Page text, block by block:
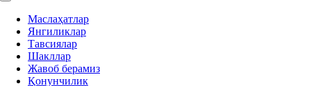
Маслаҳатлар
Янгиликлар
Тавсиялар
Шакллар
Жавоб берамиз
Қонунчилик